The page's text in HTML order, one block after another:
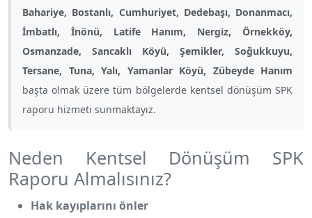
Bahariye, Bostanlı, Cumhuriyet, Dedebaşı, Donanmacı,
İmbatlı, İnönü, Latife Hanım, Nergiz, Örnekköy,
Osmanzade, Sancaklı Köyü, Şemikler, Soğukkuyu,
Tersane, Tuna, Yalı, Yamanlar Köyü, Zübeyde Hanım
başta olmak üzere tüm bölgelerde kentsel dönüşüm SPK
raporu hizmeti sunmaktayız.
Neden Kentsel Dönüşüm SPK
Raporu Almalısınız?
Hak kayıplarını önler